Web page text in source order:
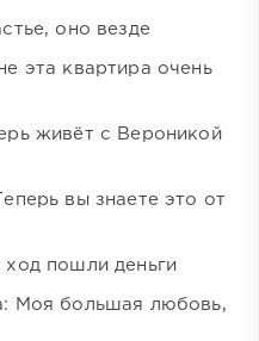
оно везде
эта квартира очень
живёт с Вероникой
вы знаете это от
пошли деньги
Моя большая любовь,